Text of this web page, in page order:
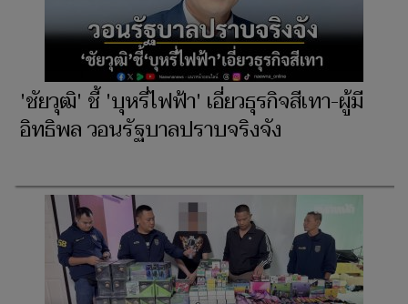
'ชัยวุฒิ' ชี้ 'บุหรี่ไฟฟ้า' เอี่ยวธุรกิจสีเทา-ผู้มี
อิทธิพล วอนรัฐบาลปราบจริงจัง